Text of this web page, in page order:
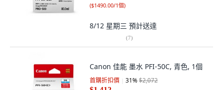
($1490.00/1個)
8/12 星期三 預計送達
(7)
Canon 佳能 墨水 PFI-50C, 青色, 1個
首購折扣價 31%$2,072